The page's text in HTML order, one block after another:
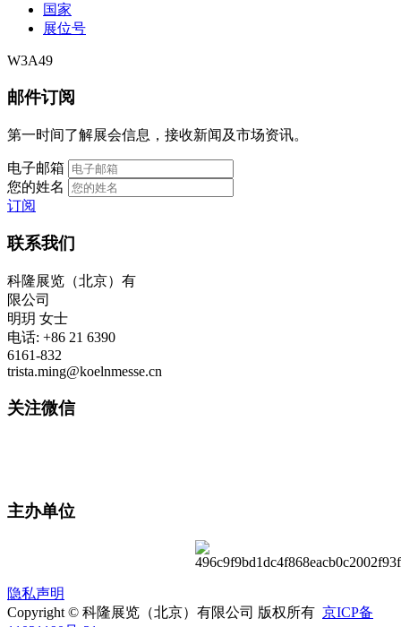
国家
展位号
W3A49
邮件订阅
第一时间了解展会信息，接收新闻及市场资讯。
电子邮箱
您的姓名
订阅
联系我们
科隆展览（北京）有
限公司
明玥 女士
电话: +86 21 6390
6161-832
trista.ming@koelnmesse.cn
关注微信
主办单位
隐私声明
Copyright © 科隆展览（北京）有限公司 版权所有 京ICP备